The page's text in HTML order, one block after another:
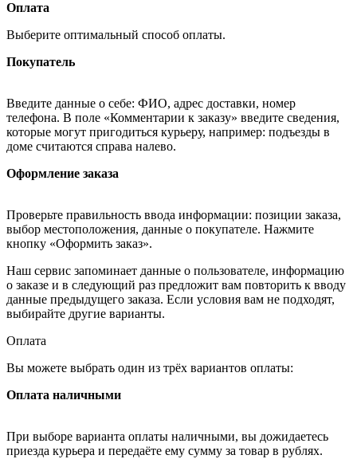
Оплата
Выберите оптимальный способ оплаты.
Покупатель
Введите данные о себе: ФИО, адрес доставки, номер
телефона. В поле «Комментарии к заказу» введите сведения,
которые могут пригодиться курьеру, например: подъезды в
доме считаются справа налево.
Оформление заказа
Проверьте правильность ввода информации: позиции заказа,
выбор местоположения, данные о покупателе. Нажмите
кнопку «Оформить заказ».
Наш сервис запоминает данные о пользователе, информацию
о заказе и в следующий раз предложит вам повторить к вводу
данные предыдущего заказа. Если условия вам не подходят,
выбирайте другие варианты.
Оплата
Вы можете выбрать один из трёх вариантов оплаты:
Оплата наличными
При выборе варианта оплаты наличными, вы дожидаетесь
приезда курьера и передаёте ему сумму за товар в рублях.